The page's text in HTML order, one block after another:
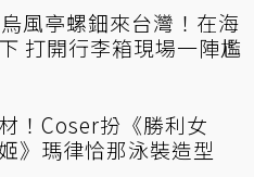
風亭螺鈿來台灣！在海
打開行李箱現場一陣尷
！Coser扮《勝利女
》瑪律恰那泳裝造型